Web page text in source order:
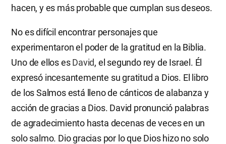
hacen, y es más probable que cumplan sus deseos.
No es difícil encontrar personajes que
experimentaron el poder de la gratitud en la Biblia.
Uno de ellos esDavid, el segundo rey de Israel. Él
expresó incesantemente su gratitud a Dios. El libro
de los Salmos está lleno de cánticos de alabanza y
acción de gracias a Dios. David pronunció palabras
de agradecimiento hasta decenas de veces en un
solo salmo. Dio gracias por lo que Dios hizo no solo